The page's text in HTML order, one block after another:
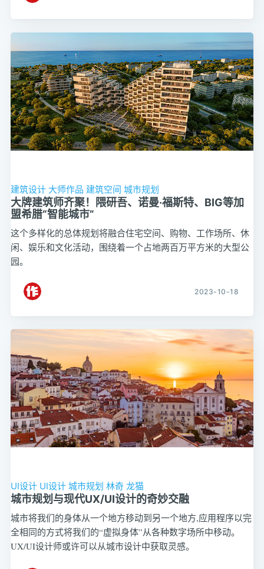
建筑设计 大师作品 建筑空间 城市规划
大牌建筑师齐聚！隈研吾、诺曼·福斯特、BIG等加
盟希腊“智能城市”
这个多样化的总体规划将融合住宅空间、购物、工作场所、休
闲、娱乐和文化活动，围绕着一个占地两百万平方米的大型公
园。
2023-10-18
UI设计 UI设计 城市规划 林奇 龙猫
城市规划与现代UX/UI设计的奇妙交融
城市将我们的身体从一个地方移动到另一个地方,应用程序以完
全相同的方式将我们的“虚拟身体”从各种数字场所中移动。
UX/UI设计师或许可以从城市设计中获取灵感。